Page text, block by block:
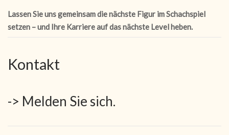
Lassen Sie uns gemeinsam die nächste Figur im Schachspiel
setzen – und Ihre Karriere auf das nächste Level heben.
Kontakt
-> Melden Sie sich.